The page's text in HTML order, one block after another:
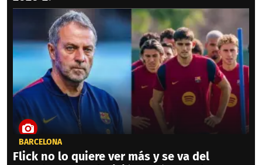
BARCELONA
Flick no lo quiere ver más y se va del